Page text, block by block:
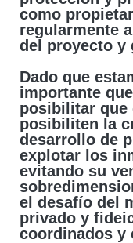
como
regularmente
del proyecto y
Dado que
importante
posibilitar que
posibiliten la
desarrollo de
explotar los
evitando su
el desafío del
privado y
coordinados y